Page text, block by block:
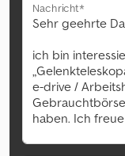
Nachricht*